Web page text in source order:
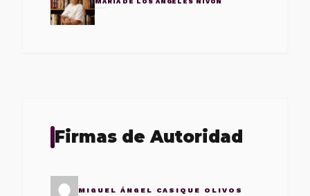
MARÍA DE LOS ÁNGELES NIVÓN
Firmas de Autoridad
MIGUEL ÁNGEL CASIQUE OLIVOS